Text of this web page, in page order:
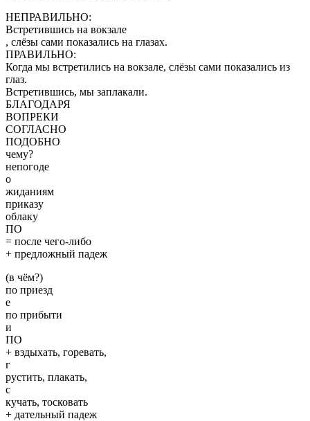
НЕПРАВИЛЬНО:
Встретившись на вокзале
, слёзы сами показались на глазах.
ПРАВИЛЬНО:
Когда мы встретились на вокзале, слёзы сами показались из
глаз.
Встретившись, мы заплакали.
БЛАГОДАРЯ
ВОПРЕКИ
СОГЛАСНО
ПОДОБНО
чему?
непогоде
о
жиданиям
приказу
облаку
ПО
= после чего-либо
+ предложный падеж
(в чём?)
по приезд
е
по прибыти
и
ПО
+ вздыхать, горевать,
г
рустить, плакать,
с
кучать, тосковать
+ дательный падеж